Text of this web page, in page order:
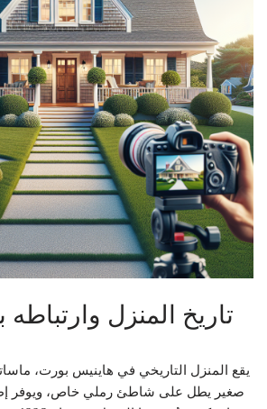
تاريخ المنزل وارتباطه
يقع المنزل التاريخي في هاينيس بورت،
صغير يطل على شاطئ رملي خاص، ويوفر